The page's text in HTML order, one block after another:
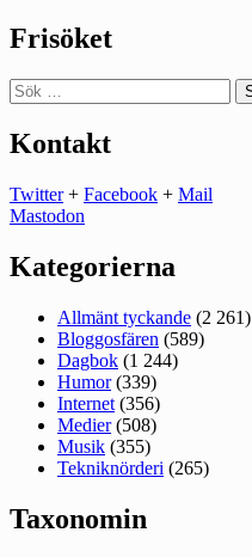
Frisöket
Sök
efter:
Kontakt
Twitter+ Facebook + Mail
Mastodon
Kategorierna
Allmänt tyckande (2 261)
Bloggosfären (589)
Dagbok (1 244)
Humor(339)
Internet (356)
Medier(508)
Musik (355)
Tekniknörderi (265)
Taxonomin